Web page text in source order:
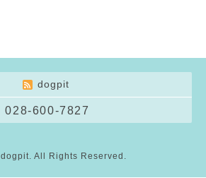
dogpit
028-600-7827
dogpit. All Rights Reserved.